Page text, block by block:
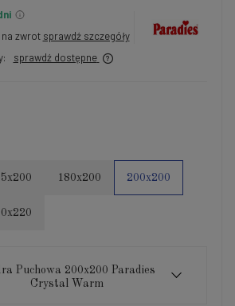
zwrot sprawdź szczegóły
sprawdź dostępne
180x200 200x200
Puchowa 200x200 Paradies
Crystal Warm